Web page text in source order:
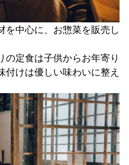
を中心に、お惣菜を販売し
定食は子供からお年寄り
付けは優しい味わいに整え